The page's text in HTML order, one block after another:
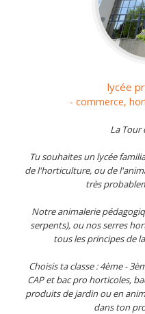
lycée
- commerce,
La Tour
Tu souhaites un lycée
de l'horticulture, ou de
très
Notre animalerie
serpents), ou nos serres
tous les principes de
Choisis ta classe : 4ème -
CAP et bac pro horticoles,
produits de jardin ou en
dans ton